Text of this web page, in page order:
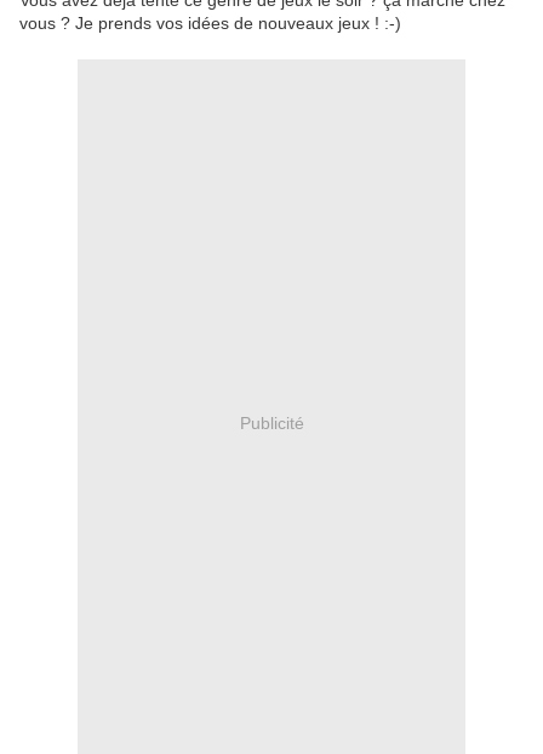
vous ? Je prends vos idées de nouveaux jeux ! :-)
Publicité